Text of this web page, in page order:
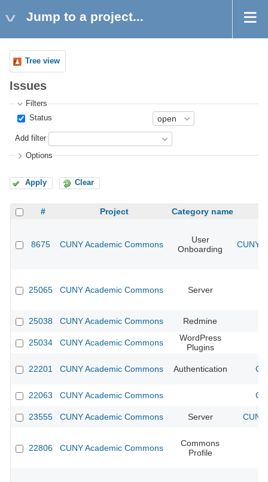
Jump to a project...
Tree view
Issues
Filters
Status
Add filter
Options
Apply Clear
# Project Category name
8675 CUNY Academic Commons
User
Onboarding
CUNY
25065 CUNY Academic Commons Server
25038 CUNY Academic Commons Redmine
25034 CUNY Academic Commons
WordPress
Plugins
22201 CUNY Academic Commons Authentication
22063 CUNY Academic Commons
23555 CUNY Academic Commons Server
22806 CUNY Academic Commons
Commons
Profile